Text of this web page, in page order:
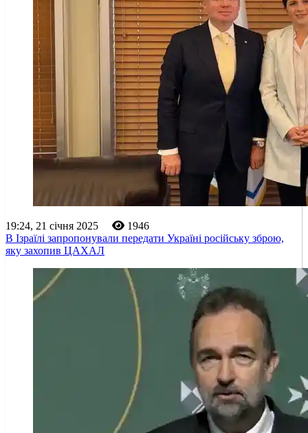
19:24, 21 січня 2025
1946
В Ізраїлі запропонували передати Україні російську зброю,
яку захопив ЦАХАЛ